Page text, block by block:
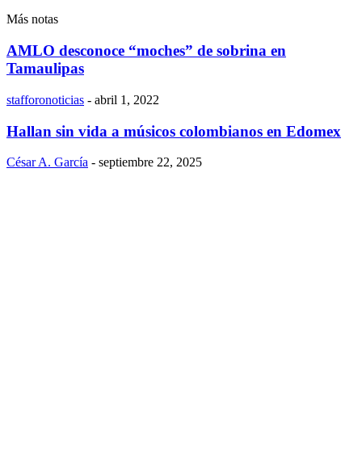
Más notas
AMLO desconoce “moches” de sobrina en
Tamaulipas
stafforonoticias - abril 1, 2022
Hallan sin vida a músicos colombianos en Edomex
César A. García - septiembre 22, 2025